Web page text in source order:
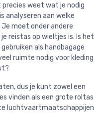
weet wat je nodig
analyseren aan welke
moet onder andere
reistas op wieltjes is. Is het
als handbagage
ruimte nodig voor kleding
dus je kunt zowel een
vinden als een grote roltas
luchtvaartmaatschappijen